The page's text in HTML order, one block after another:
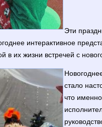
Эти
интерактивное
в их жизни встречей с
стало
что